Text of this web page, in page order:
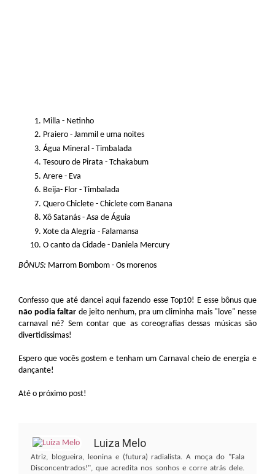
Milla - Netinho
Praiero - Jammil e uma noites
Água Mineral - Timbalada
Tesouro de Pirata - Tchakabum
Arere - Eva
Beija- Flor - Timbalada
Quero Chiclete - Chiclete com Banana
Xô Satanás - Asa de Águia
Xote da Alegria - Falamansa
O canto da Cidade - Daniela Mercury
BÔNUS: Marrom Bombom - Os morenos
Confesso que até dancei aqui fazendo esse Top10! E esse bônus que
não podia faltar de jeito nenhum, pra um climinha mais "love" nesse
carnaval né? Sem contar que as coreografias dessas músicas são
divertidissimas!
Espero que vocês gostem e tenham um Carnaval cheio de energia e
dançante!
Até o próximo post!
Luiza Melo
Atriz, blogueira, leonina e (futura) radialista. A moça do "Fala
Disconcentrados!", que acredita nos sonhos e corre atrás dele.